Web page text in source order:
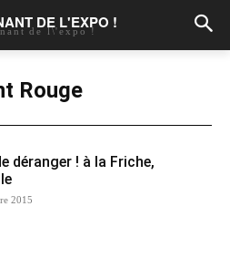
DE L'EXPO !
de l\'expo !
Rouge
déranger ! à la Friche,
2015